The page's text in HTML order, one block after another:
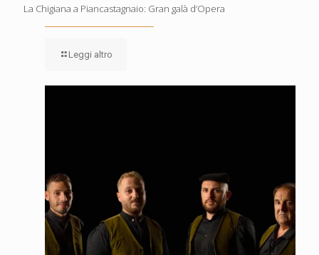
La Chigiana a Piancastagnaio: Gran galà d’Opera
Leggi altro